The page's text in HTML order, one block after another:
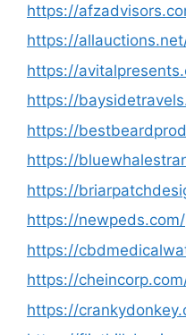
https://
https://
https://
https://
https://
https://
https://
https://newpeds.com/
https://
https://
https://